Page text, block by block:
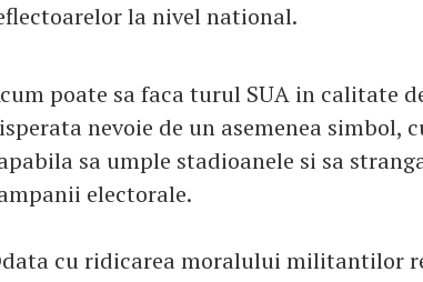
la nivel national.
poate sa faca turul SUA in calitate
nevoie de un asemenea simbol,
sa umple stadioanele si sa
electorale.
cu ridicarea moralului militantilor